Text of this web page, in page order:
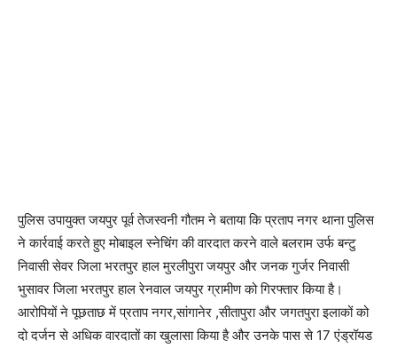
पुलिस उपायुक्त जयपुर पूर्व तेजस्वनी गौतम ने बताया कि प्रताप नगर थाना पुलिस
ने कार्रवाई करते हुए मोबाइल स्नेचिंग की वारदात करने वाले बलराम उर्फ बन्टु
निवासी सेवर जिला भरतपुर हाल मुरलीपुरा जयपुर और जनक गुर्जर निवासी
भुसावर जिला भरतपुर हाल रेनवाल जयपुर ग्रामीण को गिरफ्तार किया है।
आरोपियों ने पूछताछ में प्रताप नगर,सांगानेर ,सीतापुरा और जगतपुरा इलाकों को
दो दर्जन से अधिक वारदातों का खुलासा किया है और उनके पास से 17 एंड्रॉयड